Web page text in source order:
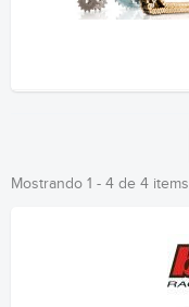
Mostrando 1 - 4 de 4 items